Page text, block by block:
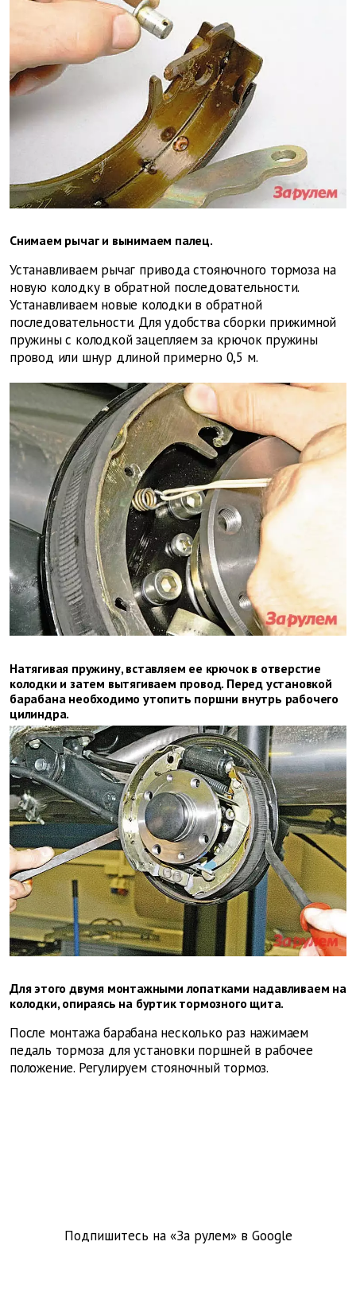
Снимаем рычаг и вынимаем палец.
Устанавливаем рычаг привода стояночного тормоза на
новую колодку в обратной пос­ле­довательности.
Устанавливаем новые колодки в обратной
последовательности. Для удобства сборки прижимной
пружины с колодкой зацепляем за крючок пружины
провод или шнур длиной примерно 0,5 м.
Натягивая пружину, вставляем ее крючок в отверстие
колодки и затем вытягиваем провод. Перед установкой
барабана необ­ходимо утопить поршни внутрь рабочего
цилиндра.
Для этого двумя монтажными лопатками надавливаем на
колодки, опираясь на буртик тормозного щита.
После монтажа барабана несколько раз нажимаем
педаль тормоза для установки поршней в рабочее
положение. Регулируем стояночный тормоз.
Подпишитесь на «За рулем» в Google